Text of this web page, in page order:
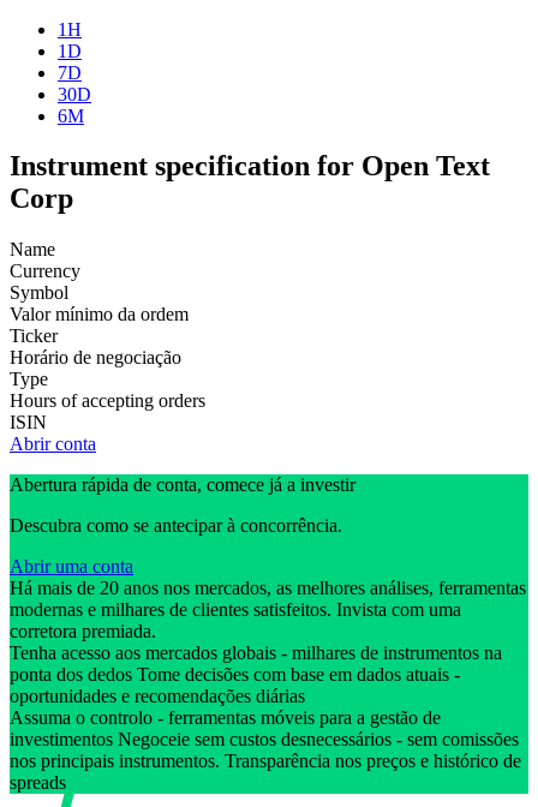
1H
1D
7D
30D
6M
Instrument specification for Open Text
Corp
Name
Currency
Symbol
Valor mínimo da ordem
Ticker
Horário de negociação
Type
Hours of accepting orders
ISIN
Abrir conta
Abertura rápida de conta, comece já a investir
Descubra como se antecipar à concorrência.
Abrir uma conta
Há mais de 20 anos nos mercados, as melhores análises, ferramentas
modernas e milhares de clientes satisfeitos. Invista com uma
corretora premiada.
Tenha acesso aos mercados globais - milhares de instrumentos na
ponta dos dedos Tome decisões com base em dados atuais -
oportunidades e recomendações diárias
Assuma o controlo - ferramentas móveis para a gestão de
investimentos Negoceie sem custos desnecessários - sem comissões
nos principais instrumentos. Transparência nos preços e histórico de
spreads